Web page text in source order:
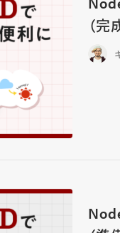
（完